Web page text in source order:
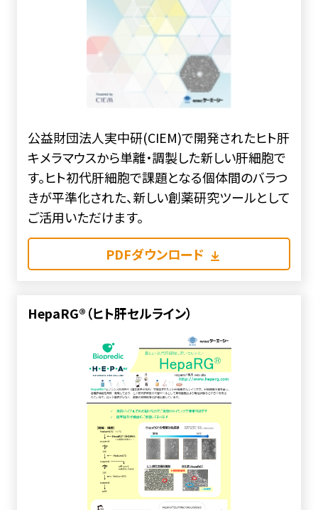
公益財団法人実中研(CIEM)で開発されたヒト肝
キメラマウスから単離・調製した新しい肝細胞で
す。ヒト初代肝細胞で課題となる個体間のバラつ
きが平準化された、新しい創薬研究ツールとして
ご活用いただけます。
PDFダウンロード
HepaRG®（ヒト肝セルライン）